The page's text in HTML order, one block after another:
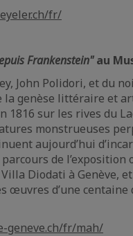
fr/
Frankenstein"au
John Polidori, et du
la genèse littéraire et
sur les rives du
monstrueuses
aujourd’hui
de
Diodati à Genève,
d’une centaine
fr/mah/